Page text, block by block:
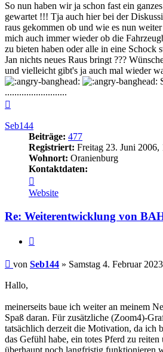
So nun haben wir ja schon fast ein
gewartet !!! Tja auch hier bei der
raus gekommen ob und wie es nun
mich auch immer wieder ob die
zu bieten haben oder alle in eine Schock
Jan nichts neues Raus bringt ???
und vielleicht gibt's ja auch mal wieder
..........................
Seb144
Beiträge: 477
Registriert: Freitag 23. Juni 2006,
Wohnort: Oranienburg
Kontaktdaten:
von
Seb144
Website
Re: Weiterentwicklung von
Beitrag
von Seb144 » Samstag 4. Februar
Hallo,
meinerseits baue ich weiter an meinem
Spaß daran. Für zusätzliche (Zoom4)-
tatsächlich derzeit die Motivation, da ich
das Gefühl habe, ein totes Pferd zu
überhaupt noch langfristig funktionieren